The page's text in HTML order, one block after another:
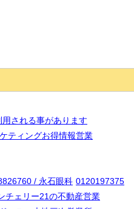
される事があります
ティングお得情報営業
/ 永石眼科 0120197375
チェリー21の不動産営業